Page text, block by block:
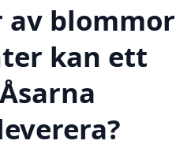
blommor
kan ett